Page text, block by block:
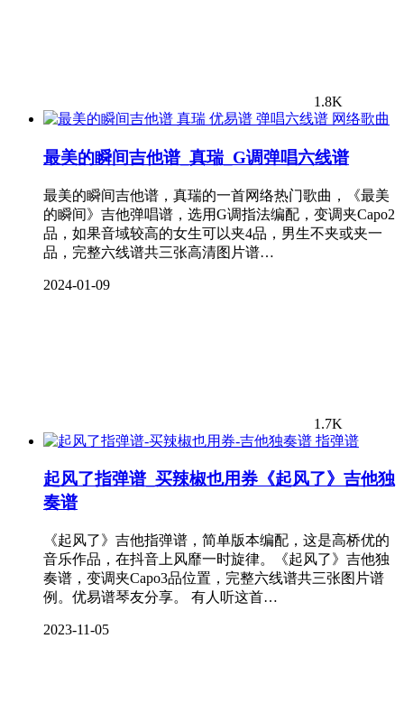
1.8K
网络歌曲
最美的瞬间吉他谱_真瑞_G调弹唱六线谱
最美的瞬间吉他谱，真瑞的一首网络热门歌曲，《最美
的瞬间》吉他弹唱谱，选用G调指法编配，变调夹Capo2
品，如果音域较高的女生可以夹4品，男生不夹或夹一
品，完整六线谱共三张高清图片谱…
2024-01-09
1.7K
指弹谱
起风了指弹谱_买辣椒也用券《起风了》吉他独
奏谱
《起风了》吉他指弹谱，简单版本编配，这是高桥优的
音乐作品，在抖音上风靡一时旋律。《起风了》吉他独
奏谱，变调夹Capo3品位置，完整六线谱共三张图片谱
例。优易谱琴友分享。 有人听这首…
2023-11-05